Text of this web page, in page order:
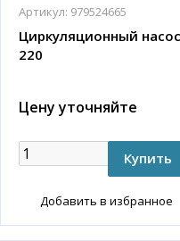
Артикул: 979524665
Циркуляционный насос
220
Цену уточняйте
Добавить в избранное